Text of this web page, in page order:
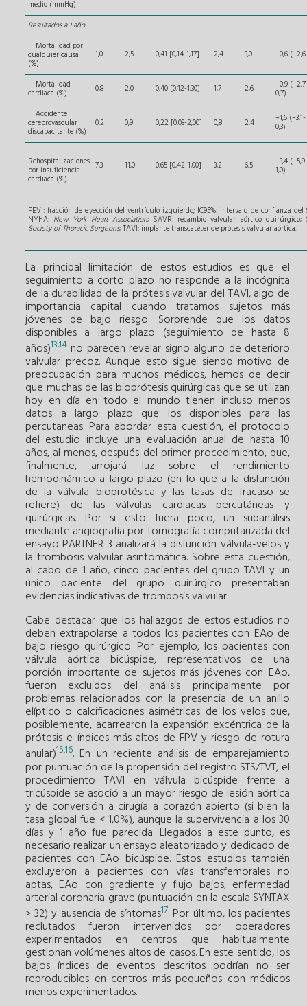
medio (mmHg)
Resultados a 1 año
Mortalidad por
cualquier causa
(%)
1,0 2,5 0,41 [0,14-1,17] 2,4 3,0 –0,6
Mortalidad
cardiaca (%) 0,8 2,0 0,40 [0,12-1,30] 1,7 2,6 –0,9
0,7)
Accidente
cerebrovascular
discapacitante (%)
0,2 0,9 0,22 [0,03-2,00] 0,8 2,4 –1,6
0,3)
Rehospitalizaciones
por insuficiencia
cardiaca (%)
7,3 11,0 0,65 [0,42-1,00] 3,2 6,5 –3,4
1,0)
FEVI: fracción de eyección del ventrículo izquierdo; IC95%: intervalo de confianza del
NYHA: New York Heart Association; SAVR: recambio valvular aórtico quirúrgico;
Society of Thoracic Surgeons; TAVI: implante transcatéter de prótesis valvular aórtica.
La principal limitación de estos estudios es que el
seguimiento a corto plazo no responde a la incógnita
de la durabilidad de la prótesis valvular del TAVI, algo de
importancia capital cuando tratamos sujetos más
jóvenes de bajo riesgo. Sorprende que los datos
disponibles a largo plazo (seguimiento de hasta 8
años)13,14 no parecen revelar signo alguno de deterioro
valvular precoz. Aunque esto sigue siendo motivo de
preocupación para muchos médicos, hemos de decir
que muchas de las bioprótesis quirúrgicas que se utilizan
hoy en día en todo el mundo tienen incluso menos
datos a largo plazo que los disponibles para las
percutaneas. Para abordar esta cuestión, el protocolo
del estudio incluye una evaluación anual de hasta 10
años, al menos, después del primer procedimiento, que,
finalmente, arrojará luz sobre el rendimiento
hemodinámico a largo plazo (en lo que a la disfunción
de la válvula bioprotésica y las tasas de fracaso se
refiere) de las válvulas cardiacas percutáneas y
quirúrgicas. Por si esto fuera poco, un subanálisis
mediante angiografía por tomografía computarizada del
ensayo PARTNER 3 analizará la disfunción válvula-velos y
la trombosis valvular asintomática. Sobre esta cuestión,
al cabo de 1 año, cinco pacientes del grupo TAVI y un
único paciente del grupo quirúrgico presentaban
evidencias indicativas de trombosis valvular.
Cabe destacar que los hallazgos de estos estudios no
deben extrapolarse a todos los pacientes con EAo de
bajo riesgo quirúrgico. Por ejemplo, los pacientes con
válvula aórtica bicúspide, representativos de una
porción importante de sujetos más jóvenes con EAo,
fueron excluidos del análisis principalmente por
problemas relacionados con la presencia de un anillo
elíptico o calcificaciones asimétricas de los velos que,
posiblemente, acarrearon la expansión excéntrica de la
prótesis e índices más altos de FPV y riesgo de rotura
anular)15,16. En un reciente análisis de emparejamiento
por puntuación de la propensión del registro STS/TVT, el
procedimiento TAVI en válvula bicúspide frente a
tricúspide se asoció a un mayor riesgo de lesión aórtica
y de conversión a cirugía a corazón abierto (si bien la
tasa global fue < 1,0%), aunque la supervivencia a los 30
días y 1 año fue parecida. Llegados a este punto, es
necesario realizar un ensayo aleatorizado y dedicado de
pacientes con EAo bicúspide. Estos estudios también
excluyeron a pacientes con vías transfemorales no
aptas, EAo con gradiente y flujo bajos, enfermedad
arterial coronaria grave (puntuación en la escala SYNTAX
> 32) y ausencia de síntomas17. Por último, los pacientes
reclutados fueron intervenidos por operadores
experimentados en centros que habitualmente
gestionan volúmenes altos de casos. En este sentido, los
bajos índices de eventos descritos podrían no ser
reproducibles en centros más pequeños con médicos
menos experimentados.